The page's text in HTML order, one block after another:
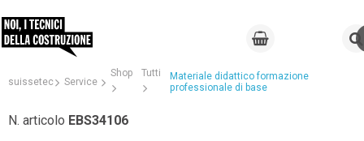
suissetec Service
Shop Tutti
Materiale didattico formazione
professionale di base
N. articolo EBS34106